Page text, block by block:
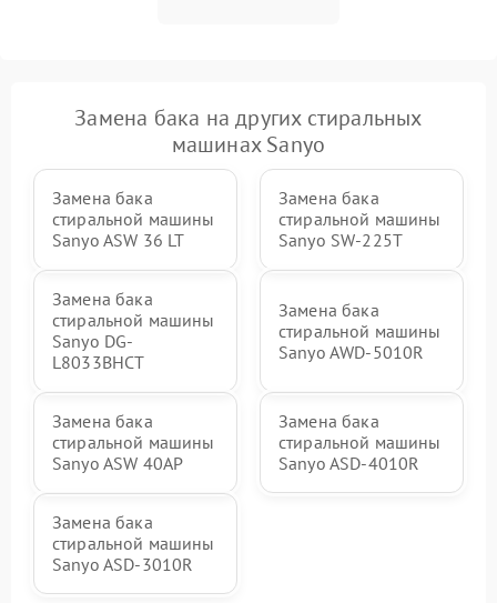
Замена бака на других стиральных
машинах Sanyo
Замена бака
стиральной машины
Sanyo ASW 36 LT
Замена бака
стиральной машины
Sanyo SW-225T
Замена бака
стиральной машины
Sanyo DG-
L8033BHCT
Замена бака
стиральной машины
Sanyo AWD-5010R
Замена бака
стиральной машины
Sanyo ASW 40AP
Замена бака
стиральной машины
Sanyo ASD-4010R
Замена бака
стиральной машины
Sanyo ASD-3010R